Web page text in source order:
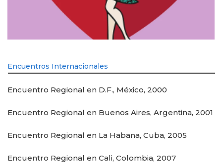
Encuentros Internacionales
Encuentro Regional en D.F., México, 2000
Encuentro Regional en Buenos Aires, Argentina, 2001
Encuentro Regional en La Habana, Cuba, 2005
Encuentro Regional en Cali, Colombia, 2007